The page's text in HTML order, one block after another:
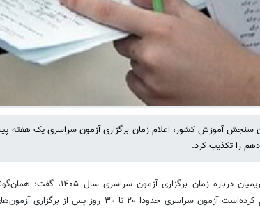
سنجش آموزش کشور، اعلام زمان برگزاری آزمون سراسری یک هفته
را تکذیب کرد.
به گزارش خبرآنلاین،علیرضا کریمیان درباره زمان
علوم، تحقیقات و فناوری اعلام کرده‌است آزمون سراسری حدودا ۲۰ تا